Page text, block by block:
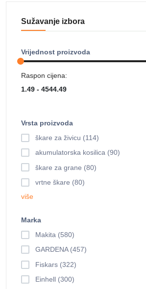
Sužavanje izbora
Vrijednost proizvoda
Raspon cijena:
Vrsta proizvoda
škare za živicu (114)
akumulatorska kosilica (90)
škare za grane (80)
vrtne škare (80)
više
Marka
Makita (580)
GARDENA (457)
Fiskars (322)
Einhell (300)